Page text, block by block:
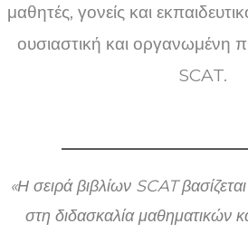
μαθητές, γονείς και
ουσιαστική και οργανωμένη
SCAT.
«Η σειρά βιβλίων SCAT
στη διδασκαλία μαθηματικών